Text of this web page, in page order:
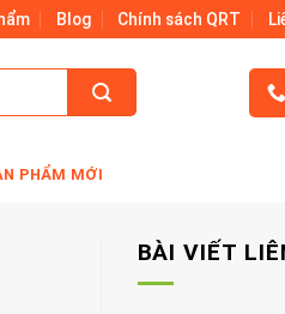
Blog Chính sách QRT
PHẨM MỚI
BÀI VIẾT